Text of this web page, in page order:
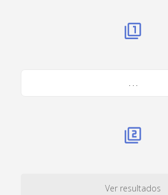
. . .
Ver resultados